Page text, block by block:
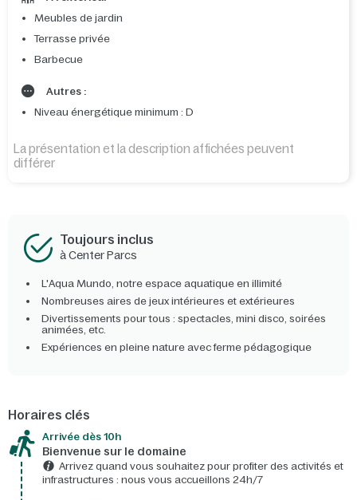
Meubles de jardin
Terrasse privée
Barbecue
Autres :
Niveau énergétique minimum : D
La présentation et la description affichées peuvent
différer
Toujours inclus
à Center Parcs
L'Aqua Mundo, notre espace aquatique en illimité
Nombreuses aires de jeux intérieures et extérieures
Divertissements pour tous : spectacles, mini disco, soirées
animées, etc.
Expériences en pleine nature avec ferme pédagogique
Horaires clés
Arrivée dès 10h​
Bienvenue sur le domaine​
Arrivez quand vous souhaitez pour profiter des activités et
infrastructures : nous vous accueillons 24h/7​